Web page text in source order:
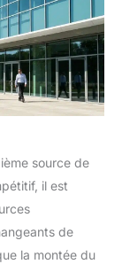
source de
il est
de
la montée du